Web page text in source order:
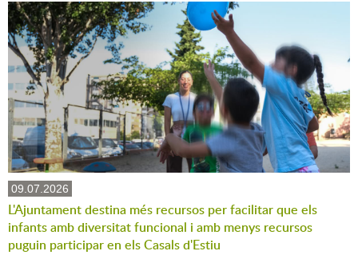
09.07.2026
L'Ajuntament destina més recursos per facilitar que els
infants amb diversitat funcional i amb menys recursos
puguin participar en els Casals d'Estiu